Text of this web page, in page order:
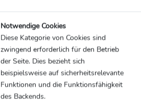
Zur Pressemappe
Notwendige Cookies
Diese Kategorie von Cookies sind
zwingend erforderlich für den Betrieb
der Seite. Dies bezieht sich
beispielsweise auf sicherheitsrelevante
Funktionen und die Funktionsfähigkeit
des Backends.